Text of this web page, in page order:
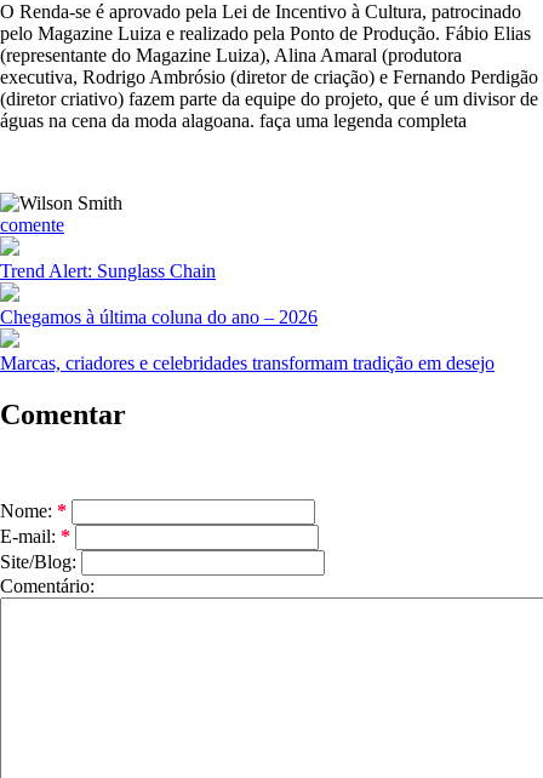
O Renda-se é aprovado pela Lei de Incentivo à Cultura, patrocinado
pelo Magazine Luiza e realizado pela Ponto de Produção. Fábio Elias
(representante do Magazine Luiza), Alina Amaral (produtora
executiva, Rodrigo Ambrósio (diretor de criação) e Fernando Perdigão
(diretor criativo) fazem parte da equipe do projeto, que é um divisor de
águas na cena da moda alagoana. faça uma legenda completa
comente
Trend Alert: Sunglass Chain
Chegamos à última coluna do ano – 2026
Marcas, criadores e celebridades transformam tradição em desejo
Comentar
Nome: *
E-mail: *
Site/Blog:
Comentário: